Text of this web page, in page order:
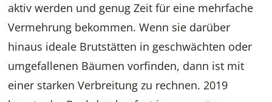
aktiv werden und genug Zeit für eine mehrfache
Vermehrung bekommen. Wenn sie darüber
hinaus ideale Brutstätten in geschwächten oder
umgefallenen Bäumen vorfinden, dann ist mit
einer starken Verbreitung zu rechnen. 2019